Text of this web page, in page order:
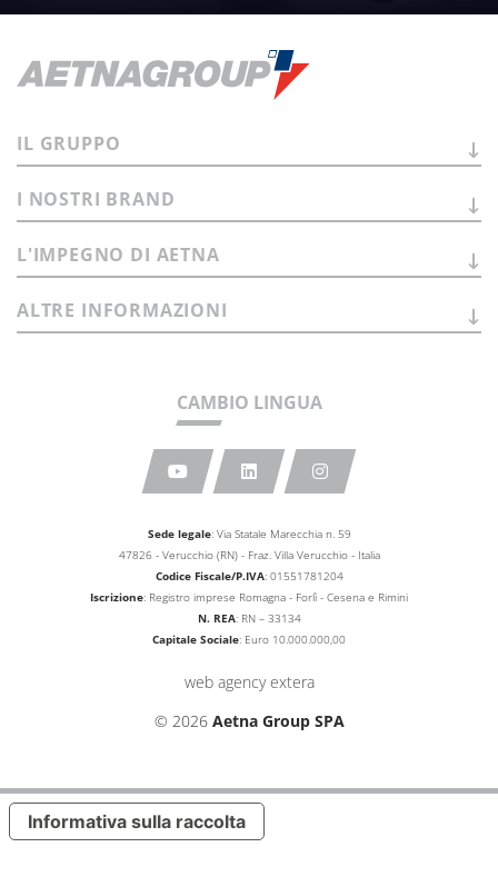
Sede legale: Via Statale Marecchia n. 59
47826 - Verucchio (RN) - Fraz. Villa Verucchio - Italia
Codice Fiscale/P.IVA: 01551781204
Iscrizione: Registro imprese Romagna - Forlì - Cesena e Rimini
N. REA: RN – 33134
Capitale Sociale: Euro 10.000.000,00
web agency extera
© 2026 Aetna Group SPA
CAMBIO LINGUA
IL GRUPPO
I NOSTRI BRAND
L'IMPEGNO DI AETNA
ALTRE INFORMAZIONI
Informativa sulla raccolta